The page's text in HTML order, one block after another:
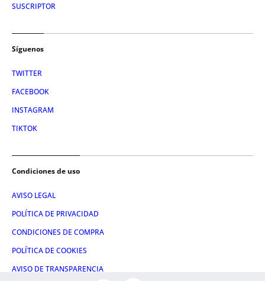
SUSCRIPTOR
Síguenos
TWITTER
FACEBOOK
INSTAGRAM
TIKTOK
Condiciones de uso
AVISO LEGAL
POLÍTICA DE PRIVACIDAD
CONDICIONES DE COMPRA
POLÍTICA DE COOKIES
AVISO DE TRANSPARENCIA